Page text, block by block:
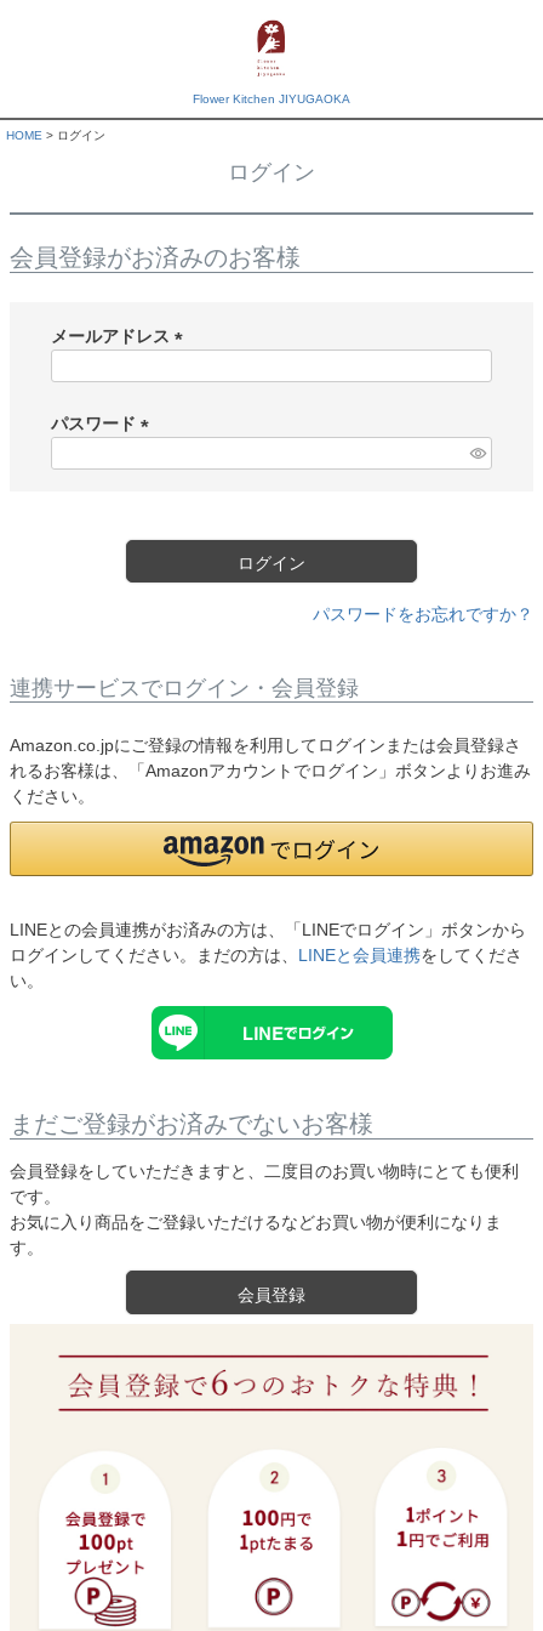
Flower Kitchen JIYUGAOKA
HOME ログイン
ログイン
会員登録がお済みのお客様
メールアドレス
)
パスワード
ログイン
パスワードをお忘れですか？
連携サービスでログイン・会員登録
Amazon.co.jpにご登録の情報を利用してログインまたは会員登録さ
れるお客様は、「Amazonアカウントでログイン」ボタンよりお進み
ください。
LINEとの会員連携がお済みの方は、「LINEでログイン」ボタンから
ログインしてください。まだの方は、 LINEと会員連携をしてくださ
い。
まだご登録がお済みでないお客様
会員登録をしていただきますと、二度目のお買い物時にとても便利
です。
お気に入り商品をご登録いただけるなどお買い物が便利になりま
す。
会員登録